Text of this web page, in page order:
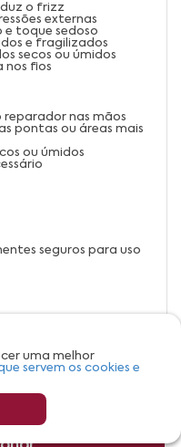
o frizz
externas
e toque sedoso
e fragilizados
secos ou úmidos
nos fios
nas mãos
pontas ou áreas mais
ou úmidos
seguros para uso
irritação ou alergia
de crianças
e ao abrigo da luz
uma melhor
servem os cookies e